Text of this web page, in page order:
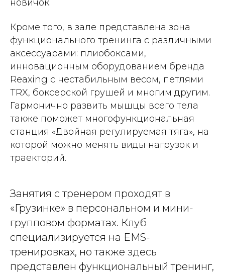
новичок.
Кроме того, в зале представлена зона
функционального тренинга с различными
аксессуарами: плиобоксами,
инновационным оборудованием бренда
Reaxing с нестабильным весом, петлями
TRX, боксерской грушей и многим другим.
Гармонично развить мышцы всего тела
также поможет многофункциональная
станция «Двойная регулируемая тяга», на
которой можно менять виды нагрузок и
траекторий.
Занятия с тренером проходят в
«Грузинке» в персональном и мини-
групповом форматах. Клуб
специализируется на EMS-
тренировках, но также здесь
представлен функциональный тренинг,